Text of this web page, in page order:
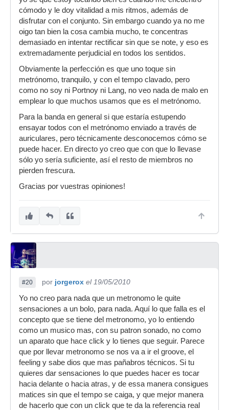
cómodo y le doy vitalidad a mis ritmos, además de
disfrutar con el conjunto. Sin embargo cuando ya no me
oigo tan bien la cosa cambia mucho, te concentras
demasiado en intentar rectificar sin que se note, y eso es
extremadamente perjudicial en todos los sentidos.
Obviamente la perfección es que uno toque sin
metrónomo, tranquilo, y con el tempo clavado, pero
como no soy ni Portnoy ni Lang, no veo nada de malo en
emplear lo que muchos usamos que es el metrónomo.
Para la banda en general si que estaría estupendo
ensayar todos con el metrónomo enviado a través de
auriculares, pero técnicamente desconocemos cómo se
puede hacer. En directo yo creo que con que lo llevase
sólo yo sería suficiente, así el resto de miembros no
pierden frescura.
Gracias por vuestras opiniones!
#20 por jorgerox el 19/05/2010
Yo no creo para nada que un metronomo le quite
sensaciones a un bolo, para nada. Aquí lo que falla es el
concepto que se tiene del metronomo, yo lo entiendo
como un musico mas, con su patron sonado, no como
un aparato que hace click y lo tienes que seguir. Parece
que por llevar metronomo se nos va a ir el groove, el
feeling y sabe dios que mas pañabros técnicos. Si tu
quieres dar sensaciones lo que puedes hacer es tocar
hacia delante o hacia atras, y de essa manera consigues
matices sin que el tempo se caiga, y que mejor manera
de hacerlo que con un click que te da la referencia real